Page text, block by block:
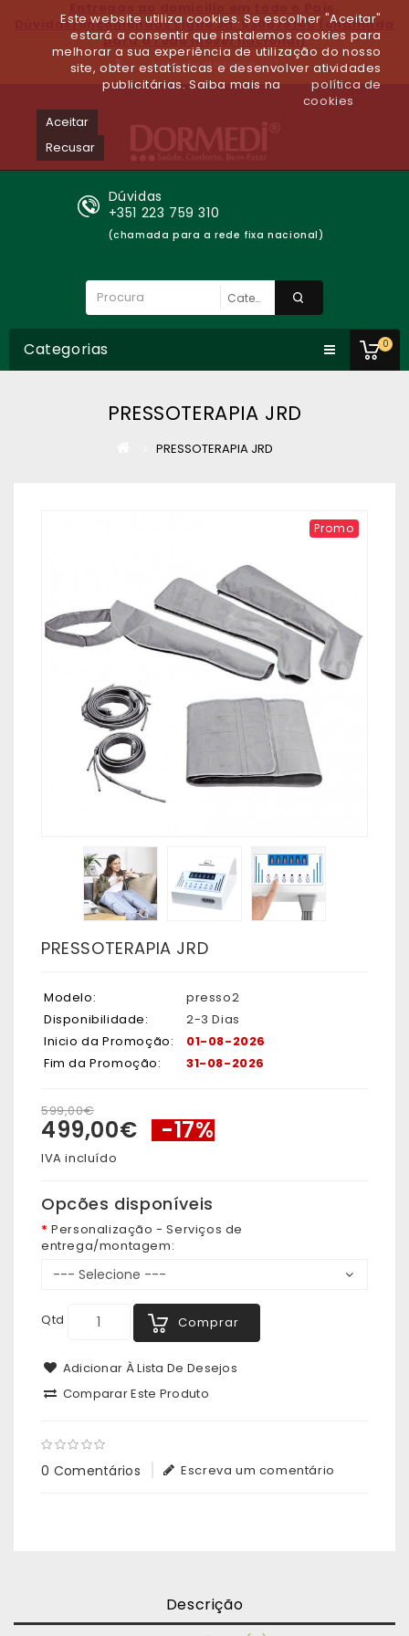
Dúvidas/encomendas Ligue Já: 930679140 (chamada
para a rede móvel nacional)
Lista de desejos (0)
0
Dúvidas
+351 223 759 310
(chamada para a rede fixa nacional)
Categorias
PRESSOTERAPIA JRD
PRESSOTERAPIA JRD
Promo
PRESSOTERAPIA JRD
Modelo:
presso2
Disponibilidade:
2-3 Dias
Inicio da Promoção:
01-08-2026
Fim da Promoção:
31-08-2026
599,00€
499,00€ -17%
IVA incluído
Opcões disponíveis
Personalização - Serviços de
entrega/montagem:
Qtd Comprar
Adicionar À Lista De Desejos
Comparar Este Produto
0 Comentários Escreva um comentário
Descrição
Este website utiliza cookies. Se escolher "Aceitar"
estará a consentir que instalemos cookies para
melhorar a sua experiência de utilização do nosso
site, obter estatísticas e desenvolver atividades
publicitárias. Saiba mais na
política de
cookies
Aceitar
Recusar